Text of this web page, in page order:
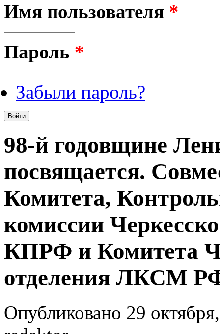
Имя пользователя *
Пароль *
Забыли пароль?
98-й годовщине
посвящается.
Комитета,
комиссии
КПРФ и Комитета
отделения ЛКСМ
Опубликовано 29